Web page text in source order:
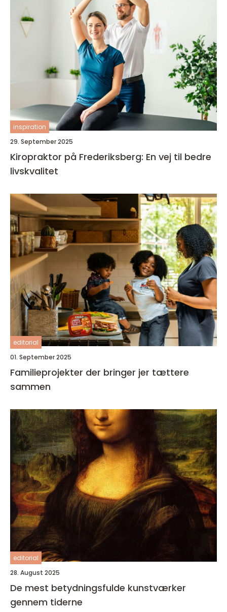
inspiration
29. September 2025
Kiropraktor på Frederiksberg: En vej til bedre
livskvalitet
editorial
01. September 2025
Familieprojekter der bringer jer tættere
sammen
editorial
28. August 2025
De mest betydningsfulde kunstværker
gennem tiderne